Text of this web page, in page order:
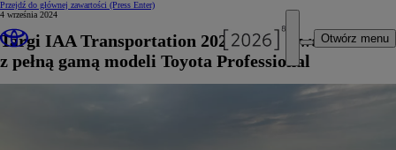
Przejdź do głównej zawartości (Press Enter)
Otwórz menu
4 września 2024
Targi IAA Transportation 2024 w Hanowerze
z pełną gamą modeli Toyota Professional